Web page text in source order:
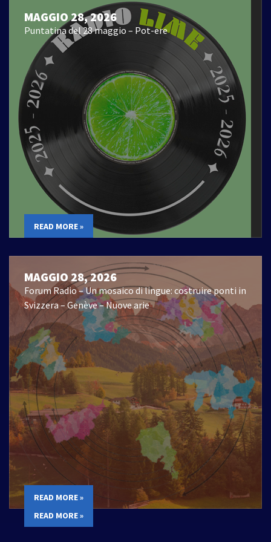
MAGGIO 28, 2026
Puntatina del 28 maggio – Pot-ere
READ MORE »
MAGGIO 28, 2026
Forum Radio – Un mosaico di lingue: costruire ponti in
Svizzera – Genève – Nuove arie
READ MORE »
READ MORE »